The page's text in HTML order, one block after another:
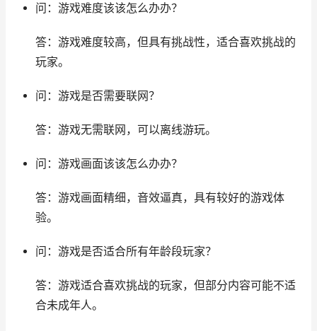
问：游戏难度该该怎么办办？
答：游戏难度较高，但具有挑战性，适合喜欢挑战的
玩家。
问：游戏是否需要联网？
答：游戏无需联网，可以离线游玩。
问：游戏画面该该怎么办办？
答：游戏画面精细，音效逼真，具有较好的游戏体
验。
问：游戏是否适合所有年龄段玩家？
答：游戏适合喜欢挑战的玩家，但部分内容可能不适
合未成年人。